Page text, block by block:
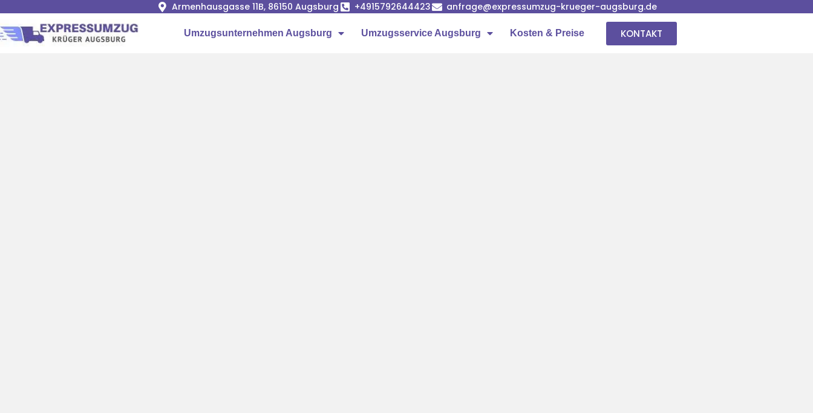
Armenhausgasse 11B, 86150 Augsburg +4915792644423 anfrage@expressumzug-krueger-augsburg.de
Umzugsunternehmen Augsburg Umzugsservice Augsburg Kosten & Preise KONTAKT